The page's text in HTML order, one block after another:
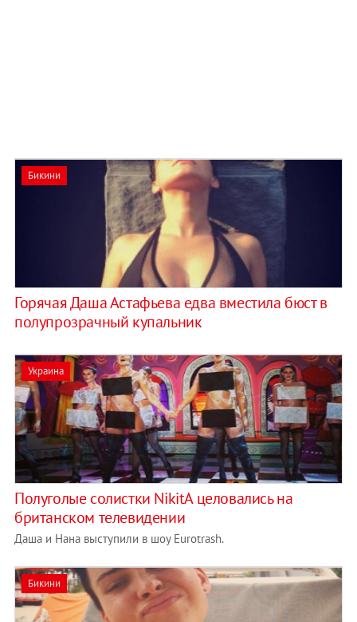
Бикини
Горячая Даша Астафьева едва вместила бюст в
полупрозрачный купальник
Украина
Полуголые солистки NikitA целовались на
британском телевидении
Даша и Нана выступили в шоу Eurotrash.
Бикини